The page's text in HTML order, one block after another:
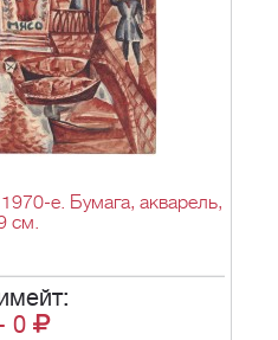
е. Бумага, акварель,
см.
0